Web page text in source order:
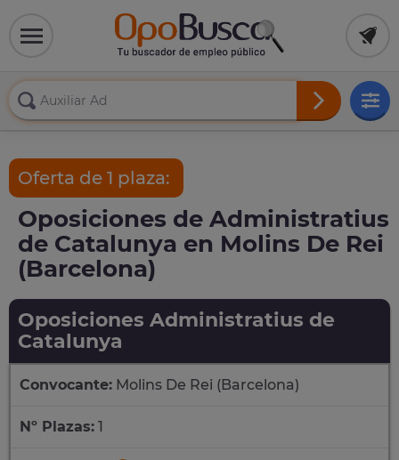
Oferta de 1 plaza:
Oposiciones de Administratius
de Catalunya en Molins De Rei
(Barcelona)
Oposiciones Administratius de
Catalunya
Convocante: Molins De Rei (Barcelona)
Nº Plazas: 1